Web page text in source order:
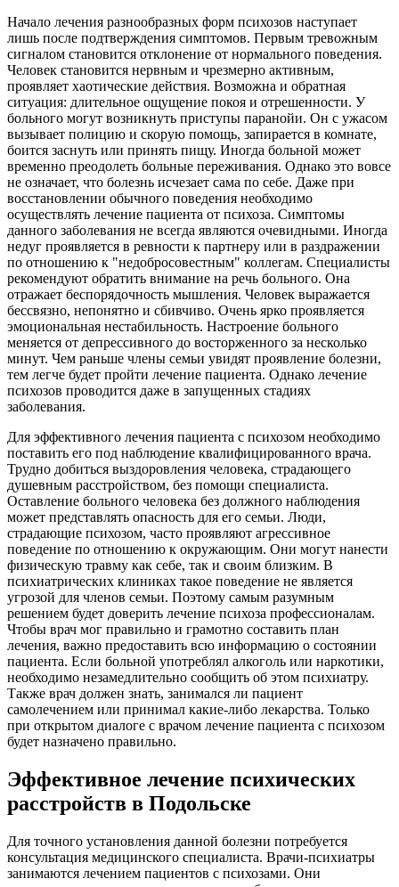
Начало лечения разнообразных форм психозов наступает
лишь после подтверждения симптомов. Первым тревожным
сигналом становится отклонение от нормального поведения.
Человек становится нервным и чрезмерно активным,
проявляет хаотические действия. Возможна и обратная
ситуация: длительное ощущение покоя и отрешенности. У
больного могут возникнуть приступы паранойи. Он с ужасом
вызывает полицию и скорую помощь, запирается в комнате,
боится заснуть или принять пищу. Иногда больной может
временно преодолеть больные переживания. Однако это вовсе
не означает, что болезнь исчезает сама по себе. Даже при
восстановлении обычного поведения необходимо
осуществлять лечение пациента от психоза. Симптомы
данного заболевания не всегда являются очевидными. Иногда
недуг проявляется в ревности к партнеру или в раздражении
по отношению к "недобросовестным" коллегам. Специалисты
рекомендуют обратить внимание на речь больного. Она
отражает беспорядочность мышления. Человек выражается
бессвязно, непонятно и сбивчиво. Очень ярко проявляется
эмоциональная нестабильность. Настроение больного
меняется от депрессивного до восторженного за несколько
минут. Чем раньше члены семьи увидят проявление болезни,
тем легче будет пройти лечение пациента. Однако лечение
психозов проводится даже в запущенных стадиях
заболевания.
Для эффективного лечения пациента с психозом необходимо
поставить его под наблюдение квалифицированного врача.
Трудно добиться выздоровления человека, страдающего
душевным расстройством, без помощи специалиста.
Оставление больного человека без должного наблюдения
может представлять опасность для его семьи. Люди,
страдающие психозом, часто проявляют агрессивное
поведение по отношению к окружающим. Они могут нанести
физическую травму как себе, так и своим близким. В
психиатрических клиниках такое поведение не является
угрозой для членов семьи. Поэтому самым разумным
решением будет доверить лечение психоза профессионалам.
Чтобы врач мог правильно и грамотно составить план
лечения, важно предоставить всю информацию о состоянии
пациента. Если больной употреблял алкоголь или наркотики,
необходимо незамедлительно сообщить об этом психиатру.
Также врач должен знать, занимался ли пациент
самолечением или принимал какие-либо лекарства. Только
при открытом диалоге с врачом лечение пациента с психозом
будет назначено правильно.
Эффективное лечение психических
расстройств в Подольске
Для точного установления данной болезни потребуется
консультация медицинского специалиста. Врачи-психиатры
занимаются лечением пациентов с психозами. Они